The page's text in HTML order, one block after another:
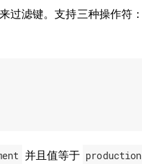
过滤键。支持三种操作符：
并且值等于 production